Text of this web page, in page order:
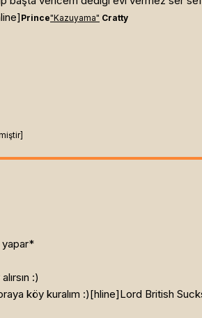
Prince"Kazuyama" Cratty
yapar*
:)
köy kuralım :)[hline]Lord British